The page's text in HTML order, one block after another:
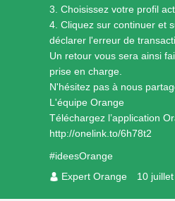
3. Choisissez votre profil
4. Cliquez sur continuer et
déclarer l'erreur de
Un retour vous sera ainsi
prise en charge.
N'hésitez pas à nous
L'équipe Orange
Téléchargez l’application
http://onelink.to/6h78t2
#ideesOrange
Expert Orange
10 juillet